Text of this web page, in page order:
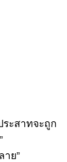
ะสาทจะถูก
าย”